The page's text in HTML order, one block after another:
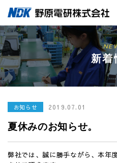
新着
お知らせ 2019.07.01
夏休みのお知らせ。
弊社では、誠に勝手ながら、本年